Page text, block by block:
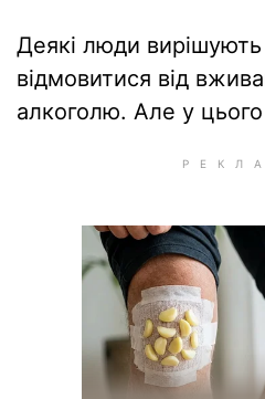
Деякі люди
відмовитися від
алкоголю. Але у цього